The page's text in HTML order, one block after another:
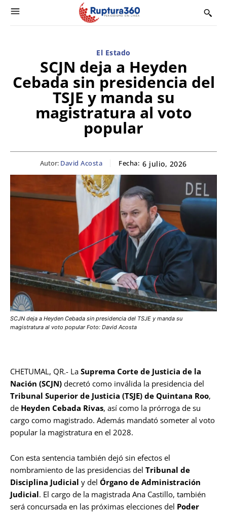
El Estado
SCJN deja a Heyden
Cebada sin presidencia del
TSJE y manda su
magistratura al voto
popular
Autor: David Acosta Fecha: 6 julio, 2026
SCJN deja a Heyden Cebada sin presidencia del TSJE y manda su
magistratura al voto popular Foto: David Acosta
CHETUMAL, QR.- La Suprema Corte de Justicia de la
Nación (SCJN) decretó como inválida la presidencia del
Tribunal Superior de Justicia (TSJE) de Quintana Roo,
de Heyden Cebada Rivas, así como la prórroga de su
cargo como magistrado. Además mandató someter al voto
popular la magistratura en el 2028.
Con esta sentencia también dejó sin efectos el
nombramiento de las presidencias del Tribunal de
Disciplina Judicial y del Órgano de Administración
Judicial. El cargo de la magistrada Ana Castillo, también
será concursada en las próximas elecciones del Poder